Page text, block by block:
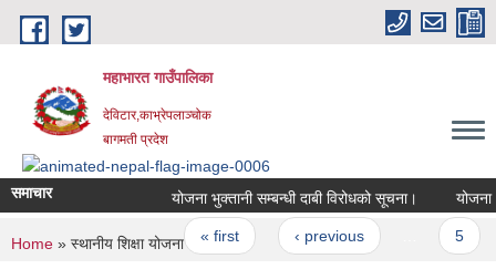
Skip to main content
महाभारत गाउँपालिका
देविटार,काभ्रेपलाञ्चोक
बागमती प्रदेश
समाचार योजना भुक्तानी सम्बन्धी दाबी विरोधको सूचना। योजना
Pages
« first ‹ previous
You are here
Home » स्थानीय शिक्षा योजना